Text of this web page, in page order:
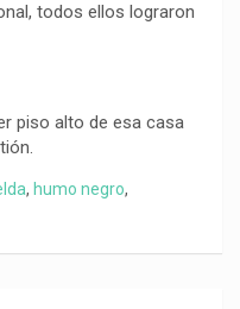
todos ellos lograron
piso alto de esa casa
, humo negro,